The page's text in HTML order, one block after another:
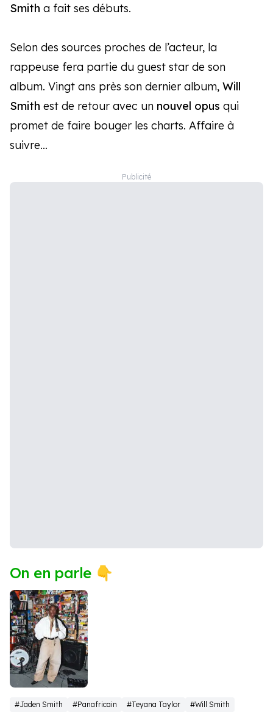
Smith a fait ses débuts.
Selon des sources proches de l’acteur, la
rappeuse fera partie du guest star de son
album. Vingt ans près son dernier album, Will
Smith est de retour avec un nouvel opus qui
promet de faire bouger les charts. Affaire à
suivre…
On en parle 👇
Doechii
#Jaden Smith #Panafricain #Teyana Taylor #Will Smith